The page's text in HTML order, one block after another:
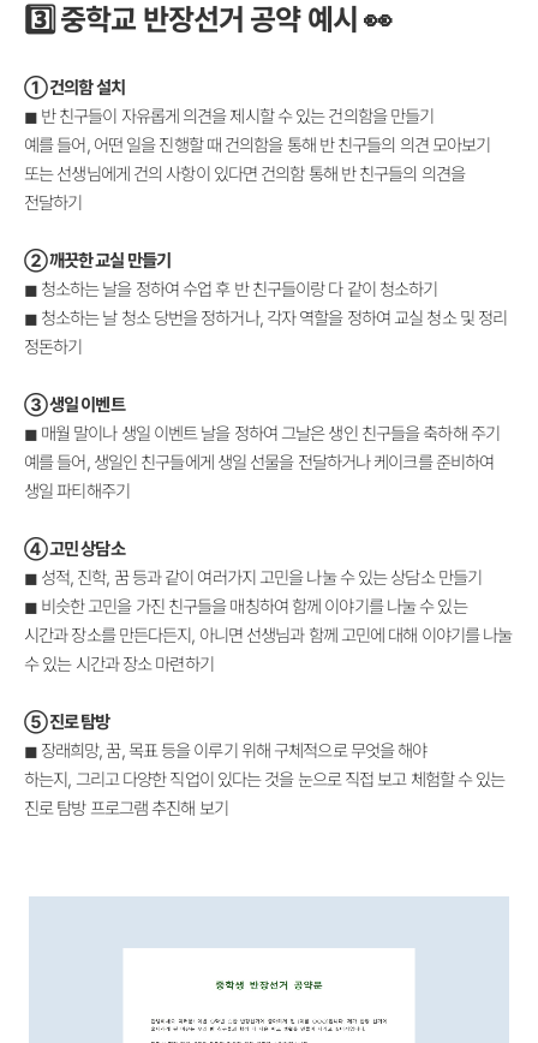
3️⃣ 중학교 반장선거 공약 예시 👀
① 건의함 설치
◼ 반 친구들이 자유롭게 의견을 제시할 수 있는 건의함을 만들기
예를 들어, 어떤 일을 진행할 때 건의함을 통해 반 친구들의 의견 모아보기
또는 선생님에게 건의 사항이 있다면 건의함 통해 반 친구들의 의견을
전달하기
②깨끗한 교실 만들기
◼ 청소하는 날을 정하여 수업 후 반 친구들이랑 다 같이 청소하기
◼ 청소하는 날 청소 당번을 정하거나, 각자 역할을 정하여 교실 청소 및 정리
정돈하기
③생일 이벤트
◼ 매월 말이나 생일 이벤트 날을 정하여 그날은 생인 친구들을 축하해 주기
예를 들어, 생일인 친구들에게 생일 선물을 전달하거나 케이크를 준비하여
생일 파티해주기
④고민 상담소
◼ 성적, 진학, 꿈 등과 같이 여러가지 고민을 나눌 수 있는 상담소 만들기
◼ 비슷한 고민을 가진 친구들을 매칭하여 함께 이야기를 나눌 수 있는
시간과 장소를 만든다든지, 아니면 선생님과 함께 고민에 대해 이야기를 나눌
수 있는 시간과 장소 마련하기
⑤진로 탐방
◼ 장래희망, 꿈, 목표 등을 이루기 위해 구체적으로 무엇을 해야
하는지, 그리고 다양한 직업이 있다는 것을 눈으로 직접 보고 체험할 수 있는
진로 탐방 프로그램 추진해 보기